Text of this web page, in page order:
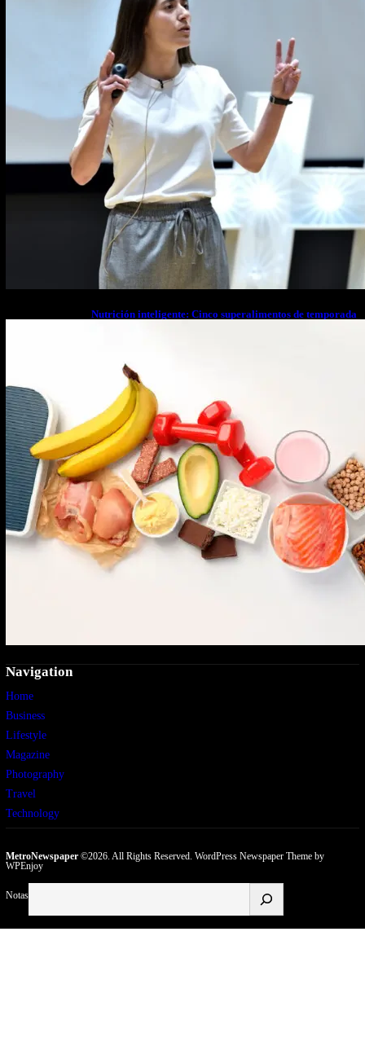
Nutrición inteligente: Cinco superalimentos de temporada
Navigation
Home
Business
Lifestyle
Magazine
Photography
Travel
Technology
MetroNewspaper©2026. All Rights Reserved. WordPress Newspaper Themeby
WPEnjoy
Notas